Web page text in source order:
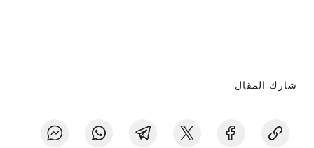
شارك المقال